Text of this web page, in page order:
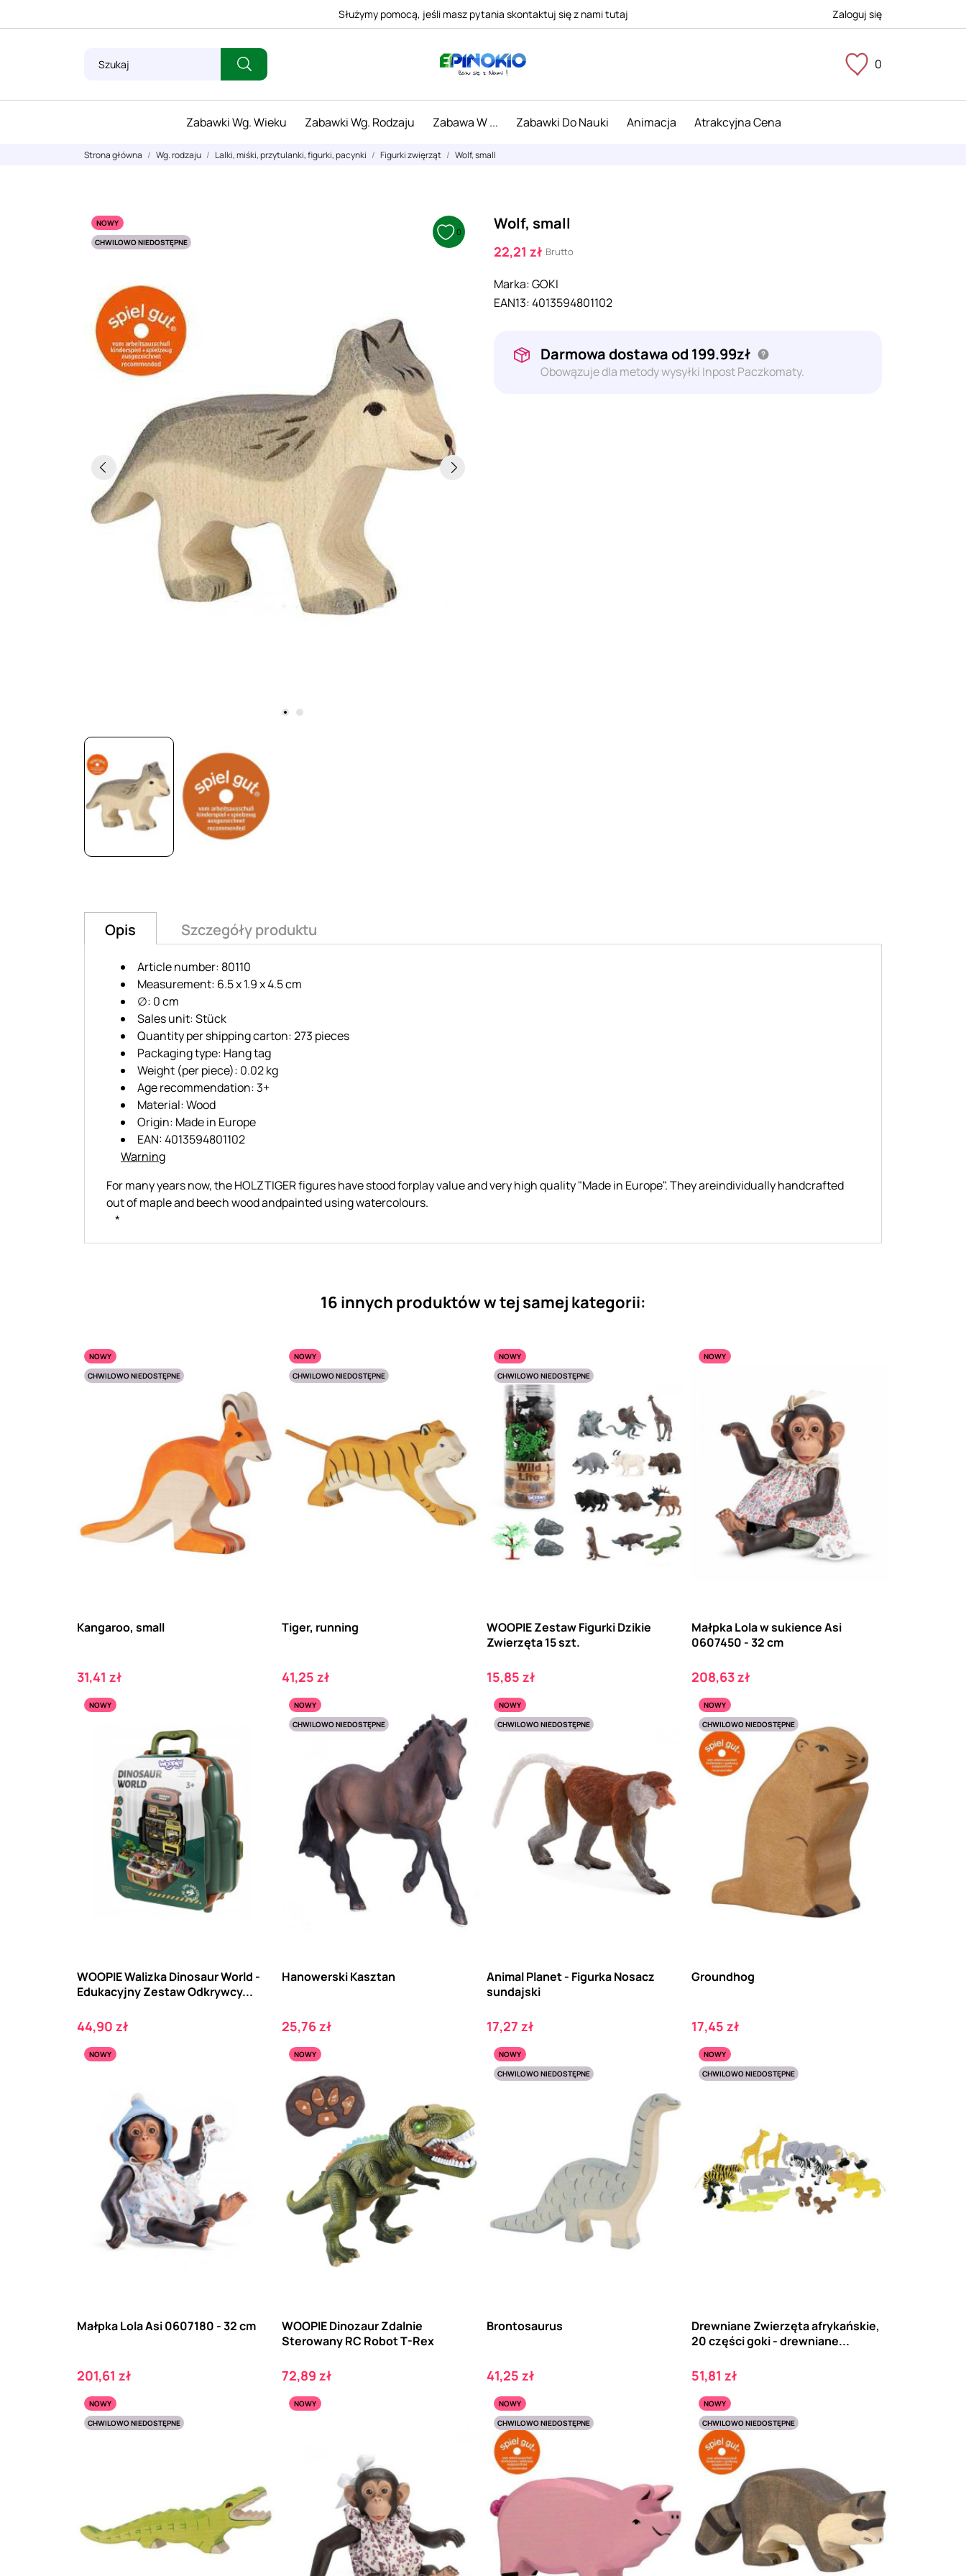
Służymy pomocą, jeśli masz pytania skontaktuj się z nami tutaj Zaloguj się
0
Zabawki Wg. Wieku Zabawki Wg. Rodzaju Zabawa W ... Zabawki Do Nauki Animacja Atrakcyjna Cena
Strona główna Wg. rodzaju Lalki, miśki, przytulanki, figurki, pacynki Figurki zwięrząt Wolf, small
NOWY
CHWILOWO NIEDOSTĘPNE
0 Wolf, small
22,21 zł Brutto
Marka:GOKI
EAN13:4013594801102
Darmowa dostawa od 199.99zł
Obowązuje dla metody wysyłki Inpost Paczkomaty.
Opis Szczegóły produktu
Article number: 80110
Measurement: 6.5 x 1.9 x 4.5 cm
∅: 0 cm
Sales unit: Stück
Quantity per shipping carton: 273 pieces
Packaging type: Hang tag
Weight (per piece): 0.02 kg
Age recommendation: 3+
Material: Wood
Origin: Made in Europe
EAN: 4013594801102
Warning
For many years now, the HOLZTIGER figures have stood forplay value and very high quality "Made in Europe". They areindividually handcrafted
out of maple and beech wood andpainted using watercolours.
*
16 innych produktów w tej samej kategorii:
NOWY
CHWILOWO NIEDOSTĘPNE
Kangaroo, small
Cena
31,41 zł
NOWY
CHWILOWO NIEDOSTĘPNE
Tiger, running
Cena
41,25 zł
NOWY
CHWILOWO NIEDOSTĘPNE
WOOPIE Zestaw Figurki Dzikie
Zwierzęta 15 szt.
Cena
15,85 zł
NOWY
Małpka Lola w sukience Asi
0607450 - 32 cm
Cena
208,63 zł
NOWY
WOOPIE Walizka Dinosaur World -
Edukacyjny Zestaw Odkrywcy...
Cena
44,90 zł
NOWY
CHWILOWO NIEDOSTĘPNE
Hanowerski Kasztan
Cena
25,76 zł
NOWY
CHWILOWO NIEDOSTĘPNE
Animal Planet - Figurka Nosacz
sundajski
Cena
17,27 zł
NOWY
CHWILOWO NIEDOSTĘPNE
Groundhog
Cena
17,45 zł
NOWY
Małpka Lola Asi 0607180 - 32 cm
Cena
201,61 zł
NOWY
WOOPIE Dinozaur Zdalnie
Sterowany RC Robot T-Rex
Cena
72,89 zł
NOWY
CHWILOWO NIEDOSTĘPNE
Brontosaurus
Cena
41,25 zł
NOWY
CHWILOWO NIEDOSTĘPNE
Drewniane Zwierzęta afrykańskie,
20 części goki - drewniane...
Cena
51,81 zł
NOWY
CHWILOWO NIEDOSTĘPNE
NOWY
NOWY
CHWILOWO NIEDOSTĘPNE
NOWY
CHWILOWO NIEDOSTĘPNE